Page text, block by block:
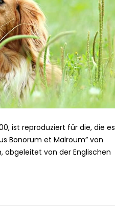
ist reproduziert für die, die es
Bonorum et Malroum” von
abgeleitet von der Englischen